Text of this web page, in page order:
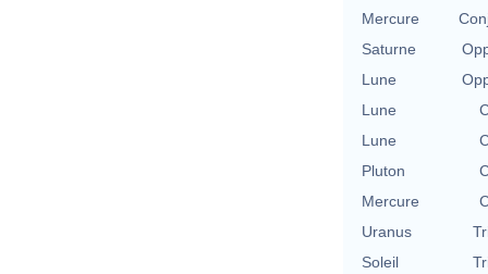
Mercure
Saturne
Lune
Lune
Lune
Pluton
Mercure
Uranus
Soleil